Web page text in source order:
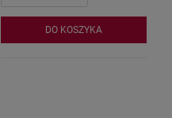
DO KOSZYKA